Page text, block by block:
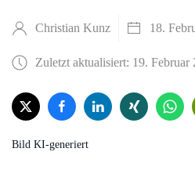
Christian Kunz 18.
Zuletzt aktualisiert: 19. Februar
Bild KI-generiert